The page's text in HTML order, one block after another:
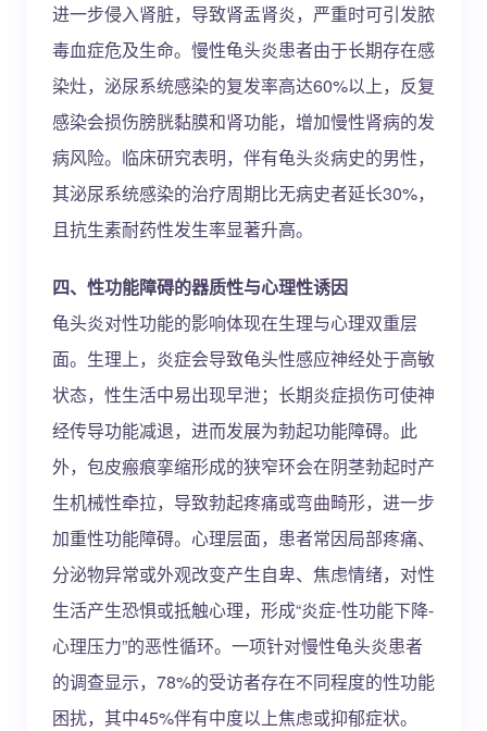
进一步侵入肾脏，导致肾盂肾炎，严重时可引发脓
毒血症危及生命。慢性龟头炎患者由于长期存在感
染灶，泌尿系统感染的复发率高达60%以上，反复
感染会损伤膀胱黏膜和肾功能，增加慢性肾病的发
病风险。临床研究表明，伴有龟头炎病史的男性，
其泌尿系统感染的治疗周期比无病史者延长30%，
且抗生素耐药性发生率显著升高。
四、性功能障碍的器质性与心理性诱因
龟头炎对性功能的影响体现在生理与心理双重层
面。生理上，炎症会导致龟头性感应神经处于高敏
状态，性生活中易出现早泄；长期炎症损伤可使神
经传导功能减退，进而发展为勃起功能障碍。此
外，包皮瘢痕挛缩形成的狭窄环会在阴茎勃起时产
生机械性牵拉，导致勃起疼痛或弯曲畸形，进一步
加重性功能障碍。心理层面，患者常因局部疼痛、
分泌物异常或外观改变产生自卑、焦虑情绪，对性
生活产生恐惧或抵触心理，形成“炎症-性功能下降-
心理压力”的恶性循环。一项针对慢性龟头炎患者
的调查显示，78%的受访者存在不同程度的性功能
困扰，其中45%伴有中度以上焦虑或抑郁症状。